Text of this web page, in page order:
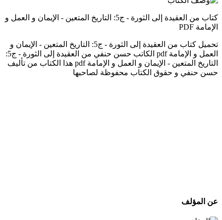
كتاب من العقيدة إلى الثورة - ج5: التاريخ المتعين - الإيمان و العمل و
الإمامة PDF
تحميل كتاب من العقيدة إلى الثورة - ج5: التاريخ المتعين - الإيمان و
العمل و الإمامة pdf الكاتب حسن حنفي من العقيدة إلى الثورة - ج5:
التاريخ المتعين - الإيمان و العمل و الإمامة pdf هذا الكتاب من تأليف
حسن حنفي و حقوق الكتاب محفوظة لصاحبها
عن المؤلف